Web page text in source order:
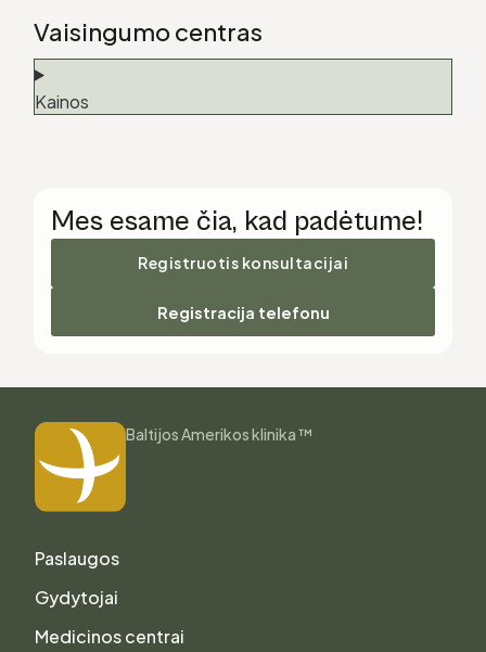
Vaisingumo centras
Kainos
Mes esame čia, kad padėtume!
Registruotis konsultacijai
Registracija telefonu
Baltijos Amerikos klinika ™
Paslaugos
Gydytojai
Medicinos centrai